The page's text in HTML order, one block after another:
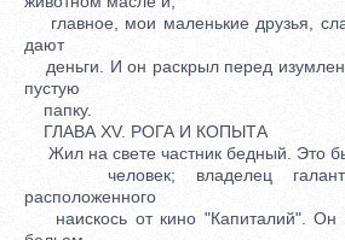
главное, мои маленькие друзья,
дают
деньги. И он раскрыл перед
пустую
папку.
ГЛАВА XV. РОГА И КОПЫТА
Жил на свете частник бедный. Это
человек; владелец
расположенного
наискось от кино "Капиталий". Он